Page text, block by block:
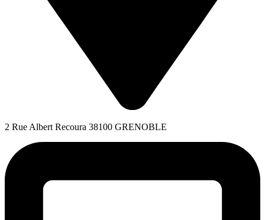
2 Rue Albert Recoura 38100 GRENOBLE